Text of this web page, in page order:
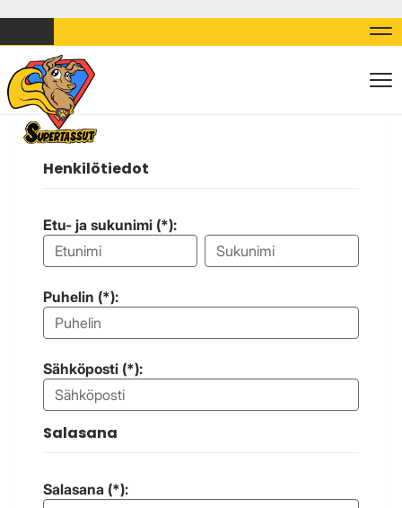
Henkilötiedot
Etu- ja sukunimi (*):
Puhelin (*):
Sähköposti (*):
Salasana
Salasana (*):